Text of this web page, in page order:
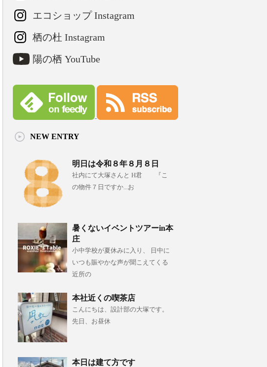
エコショップ Instagram
栖の杜 Instagram
陽の栖 YouTube
NEW ENTRY
明日は令和８年８月８日
社内にて大塚さんと H君 『こ
の物件７日ですか...お
暑くないイベントツアーin本
庄
小中学校が夏休みに入り、 日中に
いつも賑やかな声が聞こえてくる
近所の
本社近くの喫茶店
こんにちは、設計部の大塚です。
先日、お昼休
本日は建て方です